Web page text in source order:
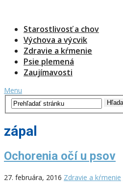
Starostlivosť a chov
Výchova a výcvik
Zdravie a kŕmenie
Psie plemená
Zaujímavosti
Menu
zápal
Ochorenia očí u psov
27. februára, 2016 Zdravie a kŕmenie